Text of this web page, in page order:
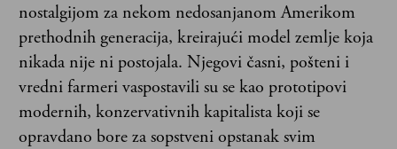
nostalgijom za nekom nedosanjanom Amerikom
prethodnih generacija, kreirajući model zemlje koja
nikada nije ni postojala. Njegovi časni, pošteni i
vredni farmeri vaspostavili su se kao prototipovi
modernih, konzervativnih kapitalista koji se
opravdano bore za sopstveni opstanak svim